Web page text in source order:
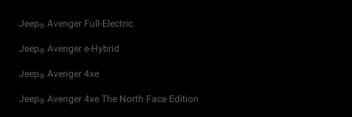
Jeep® Avenger Full-Electric
Jeep® Avenger e-Hybrid
Jeep® Avenger 4xe
Jeep® Avenger 4xe The North Face Edition